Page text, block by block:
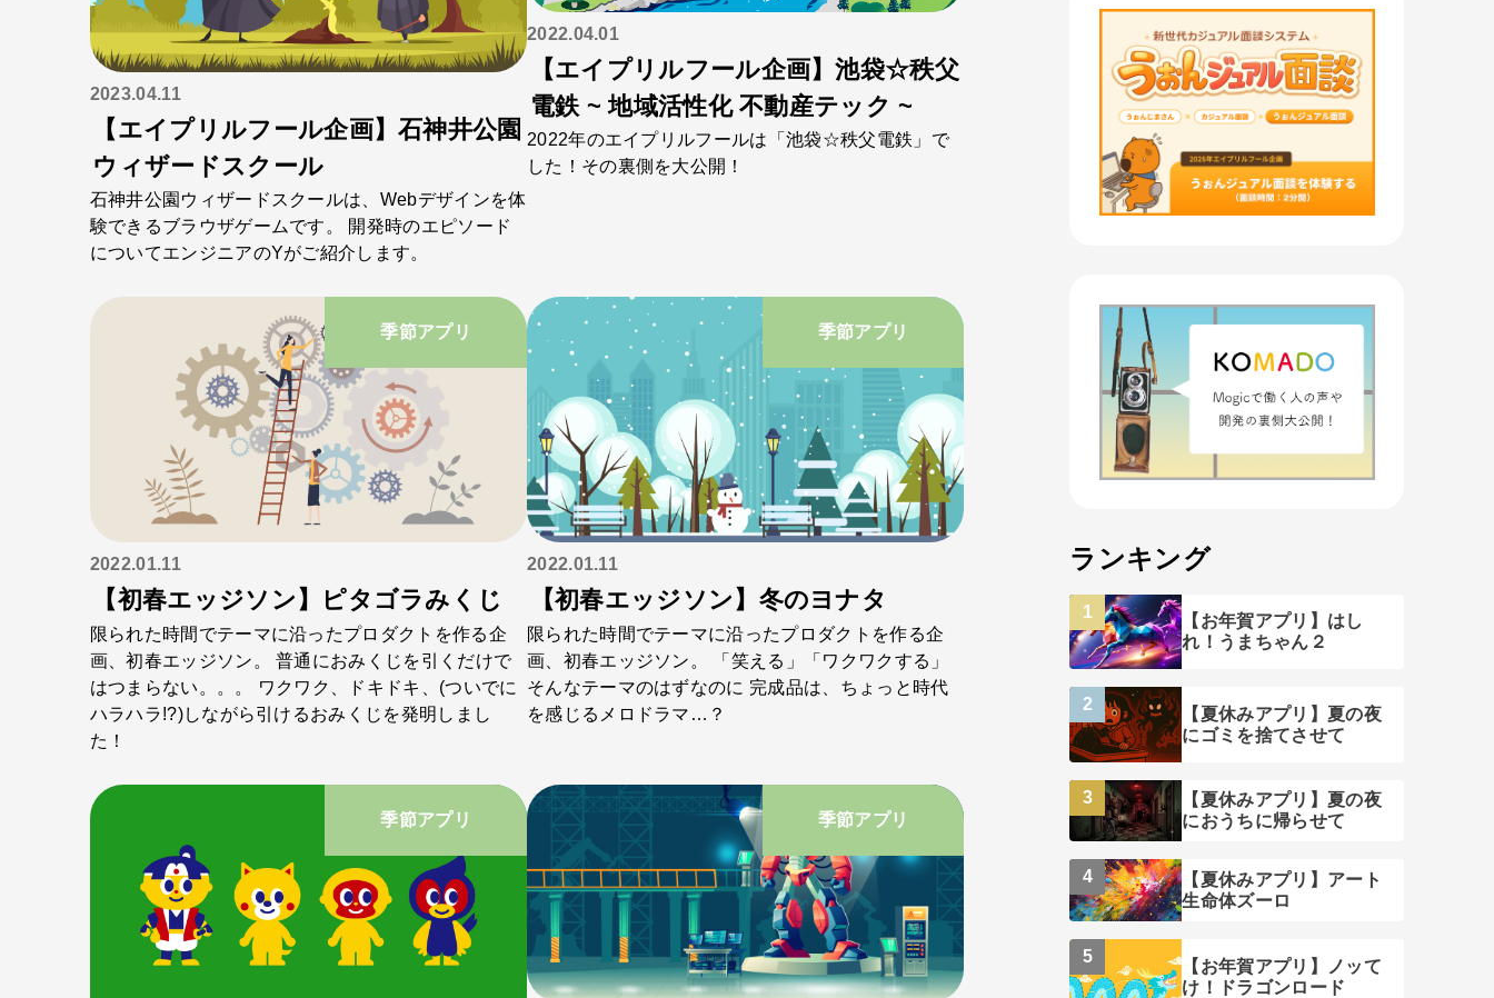
2023.04.11
【エイプリルフール企画】石神井公園
ウィザードスクール
石神井公園ウィザードスクールは、Webデザインを体
験できるブラウザゲームです。 開発時のエピソード
についてエンジニアのYがご紹介します。
2022.04.01
【エイプリルフール企画】池袋☆秩父
電鉄 ~ 地域活性化 不動産テック ~
2022年のエイプリルフールは「池袋☆秩父電鉄」で
した！その裏側を大公開！
季節アプリ
2022.01.11
【初春エッジソン】ピタゴラみくじ
限られた時間でテーマに沿ったプロダクトを作る企
画、初春エッジソン。 普通におみくじを引くだけで
はつまらない。。。 ワクワク、ドキドキ、(ついでに
ハラハラ!?)しながら引けるおみくじを発明しまし
た！
季節アプリ
2022.01.11
【初春エッジソン】冬のヨナタ
限られた時間でテーマに沿ったプロダクトを作る企
画、初春エッジソン。 「笑える」「ワクワクする」
そんなテーマのはずなのに 完成品は、ちょっと時代
を感じるメロドラマ…？
季節アプリ 季節アプリ
ランキング
【お年賀アプリ】はし
れ！うまちゃん２
【夏休みアプリ】夏の夜
にゴミを捨てさせて
【夏休みアプリ】夏の夜
におうちに帰らせて
【夏休みアプリ】アート
生命体ズーロ
【お年賀アプリ】ノッて
け！ドラゴンロード